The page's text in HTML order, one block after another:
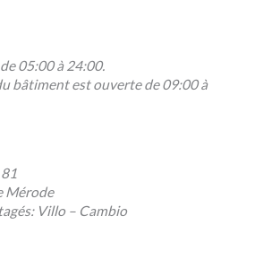
05:00 à 24:00.
bâtiment est ouverte de 09:00 à
Mérode
Villo – Cambio